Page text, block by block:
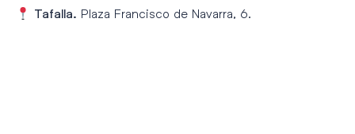
Tafalla. Plaza Francisco de Navarra, 6.